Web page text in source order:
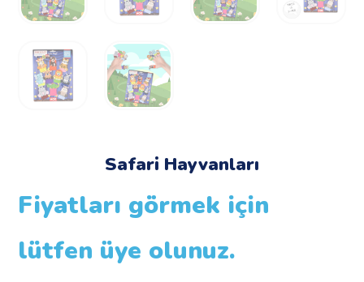
Safari Hayvanları
Fiyatları görmek için
lütfen üye olunuz.